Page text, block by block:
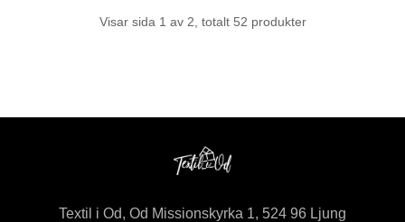
Visar sida 1 av 2, totalt 52 produkter
Textil i Od, Od Missionskyrka 1, 524 96 Ljung